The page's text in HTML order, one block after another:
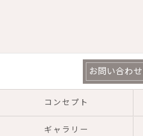
お問い合わ
コンセプト
ギャラリー